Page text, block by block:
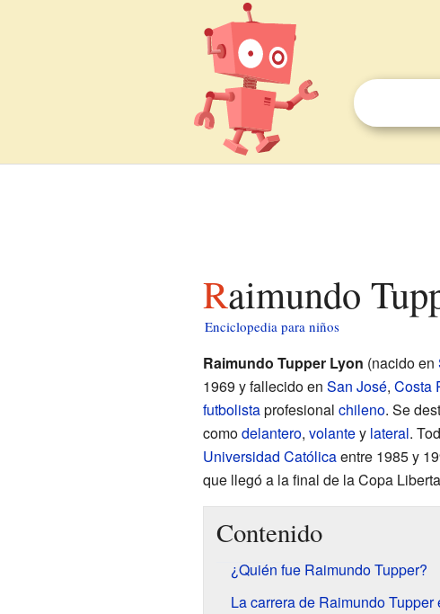
Raimundo
Enciclopedia para niños
Raimundo Tupper Lyon (nacido en
1969 y fallecido en San José, Costa
futbolistaprofesional chileno. Se
comodelantero, volantey lateral.
Universidad Católicaentre 1985 y
que llegó a la final de la Copa
Contenido
¿Quién fue Raimundo Tupper?
La carrera de Raimundo Tupper